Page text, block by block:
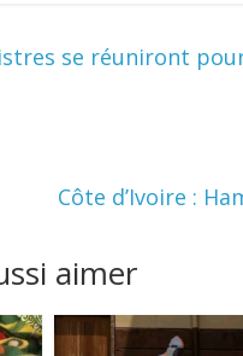
se réuniront
Côte d’Ivoire :
aimer